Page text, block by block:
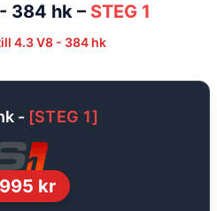
384 hk– STEG 1
4.3 V8 - 384 hk
- [STEG 1]
kr